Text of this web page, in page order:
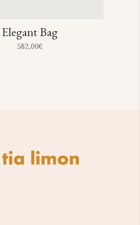
Elegant Bag
582.00€